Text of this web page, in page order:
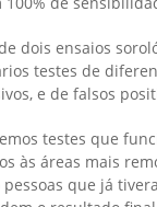
dois ensaios
testes de
e de falsos
testes que
às áreas mais
pessoas que já